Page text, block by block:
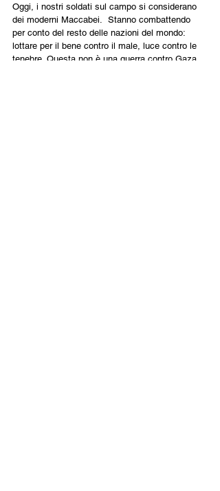
Oggi, i nostri soldati sul campo si considerano
dei moderni Maccabei.  Stanno combattendo
per conto del resto delle nazioni del mondo:
lottare per il bene contro il male, luce contro le
tenebre. Questa non è una guerra contro Gaza